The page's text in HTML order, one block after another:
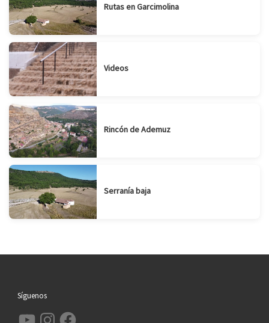
Rutas en Garcimolina
Videos
Rincón de Ademuz
Serranía baja
Síguenos
YouTube InstagramFacebook